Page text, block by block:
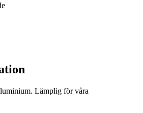
Lämplig för våra